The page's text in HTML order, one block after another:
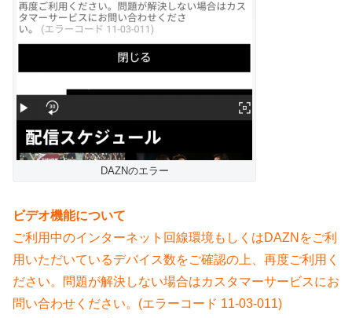
DAZNのエラー
ビデオ機能について
ご利用中のインターネット回線環境もしくはDAZNをご利
用いただいているデバイス数をご確認の上、再度ご利用く
ださい。問題が解決しない場合はカスタマーサービスにお
問い合わせください。(エラーコード 11-03-011)